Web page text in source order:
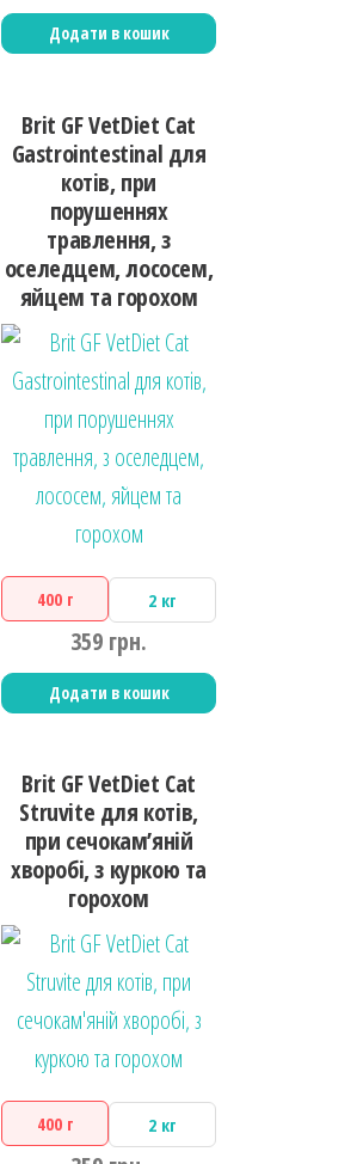
Додати в кошик
Brit GF VetDiet Cat
Gastrointestinal для
котів, при
порушеннях
травлення, з
оселедцем, лососем,
яйцем та горохом
400 г 2 кг
359 грн.
Додати в кошик
Brit GF VetDiet Cat
Struvite для котів,
при сечокам’яній
хворобі, з куркою та
горохом
400 г 2 кг